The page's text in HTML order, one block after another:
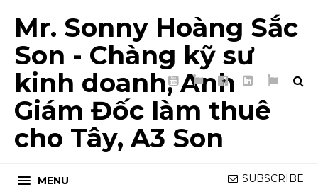
YouTube
TikTokFacebookLinkedIn
My
Mr. Sonny Hoàng Sắc
Son - Chàng kỹ sư
kinh doanh, Anh
Giám Đốc làm thuê
cho Tây, A3 Son
MENU SUBSCRIBE